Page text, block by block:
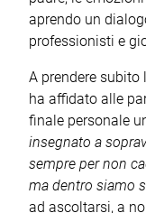
aprendo un
professionisti e
A prendere
ha affidato alle
finale personale
insegnato a
sempre per non
ma dentro siamo
ad ascoltarsi, a